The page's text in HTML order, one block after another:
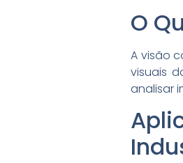
O
A visão
visuais
analisar